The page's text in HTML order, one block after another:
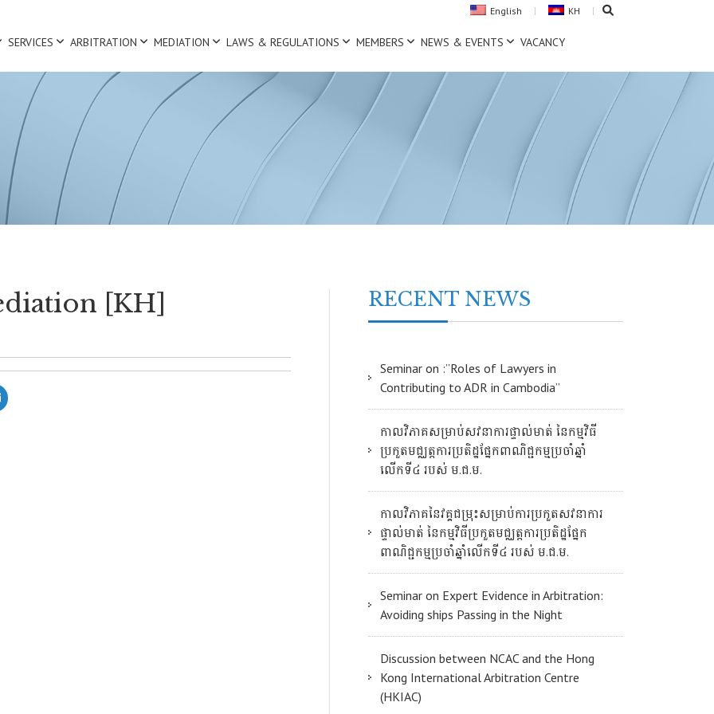
English KH
SERVICES ARBITRATION MEDIATION LAWS & REGULATIONS MEMBERS NEWS & EVENTS VACANCY
[KH] RECENT NEWS
Seminar on :”Roles of Lawyers in
Contributing to ADR in Cambodia”
កាលវិភាគសម្រាប់សវនាការផ្ទាល់មាត់ នៃកម្មវិធី
ប្រកួតមជ្ឈត្តការប្រតិដ្ឋផ្នែកពាណិជ្ជកម្មប្រចាំឆ្នាំ
លើកទី៤ របស់ ម.ជ.ម.
កាលវិភាគនៃវគ្គជម្រុះសម្រាប់ការប្រកួតសវនាការ
ផ្ទាល់មាត់ នៃកម្មវិធីប្រកួតមជ្ឈត្តការប្រតិដ្ឋផ្នែក
ពាណិជ្ជកម្មប្រចាំឆ្នាំលើកទី៤ របស់ ម.ជ.ម.
Seminar on Expert Evidence in Arbitration:
Avoiding ships Passing in the Night
Discussion between NCAC and the Hong
Kong International Arbitration Centre
(HKIAC)